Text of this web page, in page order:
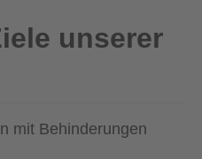
unserer
mit Behinderungen